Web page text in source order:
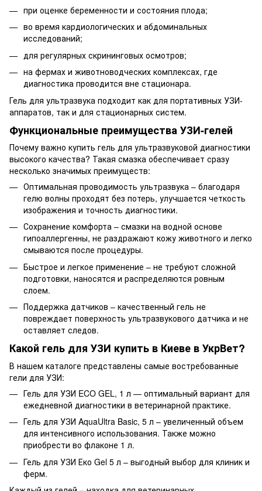
при оценке беременности и состояния плода;
во время кардиологических и абдоминальных
исследований;
для регулярных скрининговых осмотров;
на фермах и животноводческих комплексах, где
диагностика проводится вне стационара.
Гель для ультразвука подходит как для портативных УЗИ-
аппаратов, так и для стационарных систем.
Функциональные преимущества УЗИ-гелей
Почему важно купить гель для ультразвуковой диагностики
высокого качества? Такая смазка обеспечивает сразу
несколько значимых преимуществ:
Оптимальная проводимость ультразвука – благодаря
гелю волны проходят без потерь, улучшается четкость
изображения и точность диагностики.
Сохранение комфорта – смазки на водной основе
гипоаллергенны, не раздражают кожу животного и легко
смываются после процедуры.
Быстрое и легкое применение – не требуют сложной
подготовки, наносятся и распределяются ровным
слоем.
Поддержка датчиков – качественный гель не
повреждает поверхность ультразвукового датчика и не
оставляет следов.
Какой гель для УЗИ купить в Киеве в УкрВет?
В нашем каталоге представлены самые востребованные
гели для УЗИ:
Гель для УЗИ ECO GEL, 1 л — оптимальный вариант для
ежедневной диагностики в ветеринарной практике.
Гель для УЗИ AquaUltra Basic, 5 л – увеличенный объем
для интенсивного использования. Также можно
приобрести во флаконе 1 л.
Гель для УЗИ Еко Gel 5 л – выгодный выбор для клиник и
ферм.